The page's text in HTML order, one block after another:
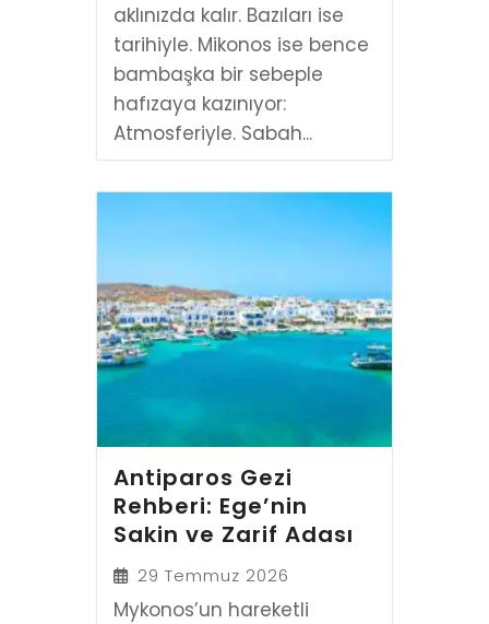
aklınızda kalır. Bazıları ise
tarihiyle. Mikonos ise bence
bambaşka bir sebeple
hafızaya kazınıyor:
Atmosferiyle. Sabah...
Antiparos Gezi
Rehberi: Ege’nin
Sakin ve Zarif Adası
29 Temmuz 2026
Mykonos’un hareketli